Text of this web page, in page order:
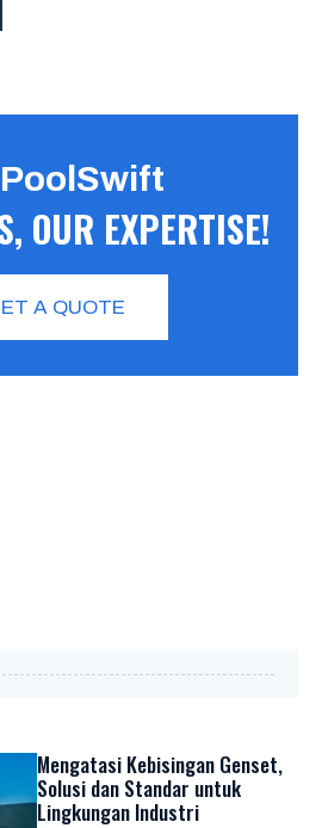
PoolSwift
OUR EXPERTISE!
A QUOTE
Mengatasi Kebisingan Genset,
Solusi dan Standar untuk
Lingkungan Industri